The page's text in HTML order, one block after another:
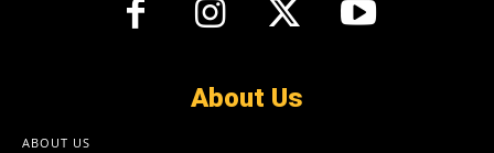
About Us
ABOUT US